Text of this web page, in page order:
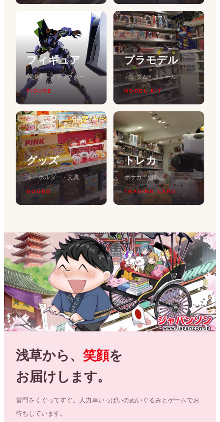
フィギュア
美少女・キャラクター
FIGURE
プラモデル
ガンダム・スケール
MODEL KIT
グッズ
キーホルダー・文具
GOODS
トレカ
ポケカ・遊戯王
TRADING CARD
浅草から、 笑顔を
お届けします。
雷門をくぐってすぐ。人力車いっぱいのぬいぐるみとゲームでお
待ちしています。